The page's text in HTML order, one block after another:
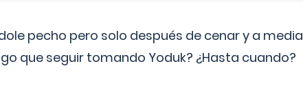
pecho pero solo después de cenar y a media
que seguir tomando Yoduk? ¿Hasta cuando?